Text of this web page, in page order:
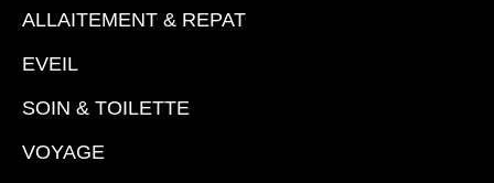
ALLAITEMENT & REPAT
EVEIL
SOIN & TOILETTE
VOYAGE